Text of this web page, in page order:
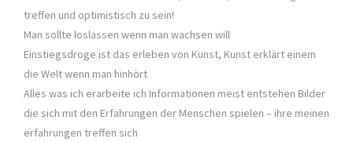
treffen und optimistisch zu sein!
Man sollte loslassen wenn man wachsen will
Einstiegsdroge ist das erleben von Kunst, Kunst erklärt einem
die Welt wenn man hinhört
Alles was ich erarbeite ich Informationen meist entstehen Bilder
die sich mit den Erfahrungen der Menschen spielen – ihre meinen
erfahrungen treffen sich